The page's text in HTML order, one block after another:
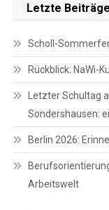
Letzte Beiträge
Scholl-
Rückblick: NaWi-
Letzter Schultag
Sondershausen:
Berlin 2026:
Arbeitswelt